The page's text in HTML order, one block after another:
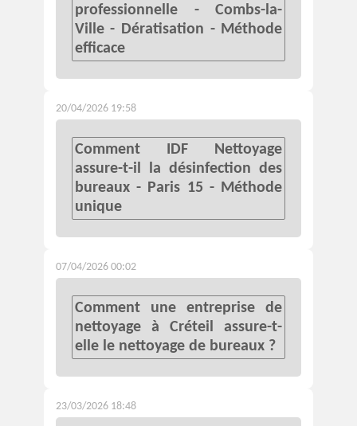
professionnelle - Combs-la-
Ville - Dératisation - Méthode
efficace
20/04/2026 19:58
Comment IDF Nettoyage
assure-t-il la désinfection des
bureaux - Paris 15 - Méthode
unique
07/04/2026 00:02
Comment une entreprise de
nettoyage à Créteil assure-t-
elle le nettoyage de bureaux ?
23/03/2026 18:48